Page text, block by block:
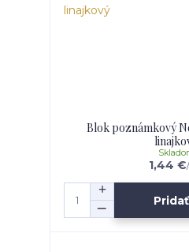
Blok poznámkový
1,44 €/